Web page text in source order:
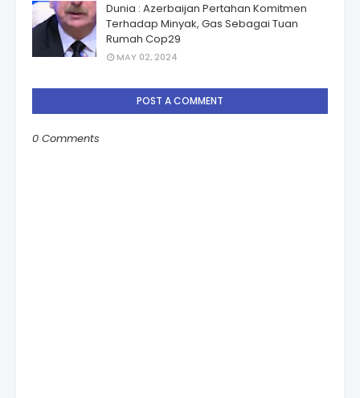
Dunia : Azerbaijan Pertahan Komitmen
Terhadap Minyak, Gas Sebagai Tuan
Rumah Cop29
MAY 02, 2024
POST A COMMENT
0 Comments